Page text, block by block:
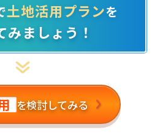
土地活用プランを
みましょう！
を検討してみる